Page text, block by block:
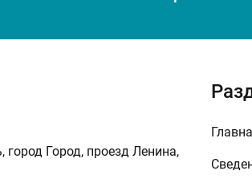
город Город, проезд Ленина,